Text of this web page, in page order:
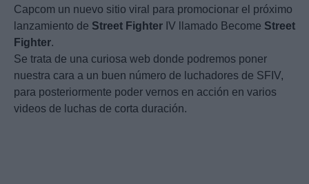
Capcom un nuevo sitio viral para promocionar el próximo
lanzamiento de Street Fighter IV llamado Become Street
Fighter.
Se trata de una curiosa web donde podremos poner
nuestra cara a un buen número de luchadores de SFIV,
para posteriormente poder vernos en acción en varios
videos de luchas de corta duración.